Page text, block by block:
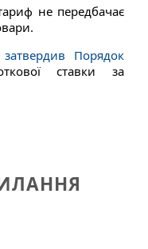
не передбачає
затвердив Порядок
ставки за